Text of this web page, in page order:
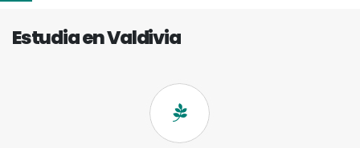
Estudia en Valdivia